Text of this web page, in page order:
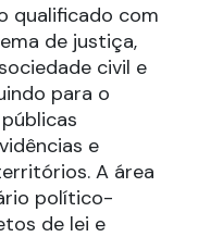
qualificado com
de justiça,
civil e
para o
e
A área
político-
de lei e